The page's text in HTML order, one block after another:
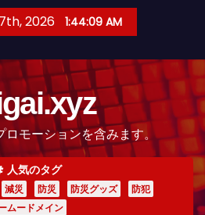
2026 1:44:10 AM
ロモーションを含みます。
人気のタグ
減災 防災 防災グッズ
防犯
ムードメイン